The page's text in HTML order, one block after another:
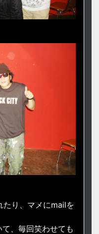
たり、マメにmailを
、毎回笑わせても